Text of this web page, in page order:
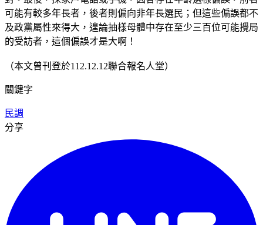
可能有較多年長者，後者則偏向非年長選民；但這些偏誤都不
及政黨屬性來得大，遑論抽樣母體中存在至少三百位可能攪局
的受訪者，這個偏誤才是大啊！
（本文曾刊登於112.12.12聯合報名人堂）
關鍵字
民調
分享